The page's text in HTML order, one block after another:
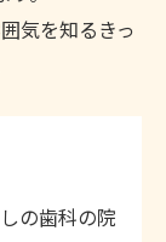
気を知るきっ
の歯科の院